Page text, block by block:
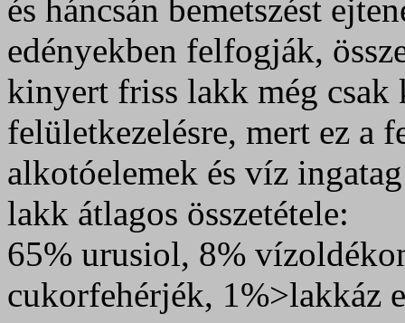
és háncsán bemetszést
edényekben felfogják,
kinyert friss lakk még csak
felületkezelésre, mert ez a
alkotóelemek és víz
lakk átlagos összetétele:
65% urusiol, 8%
cukorfehérjék, 1%>lakkáz